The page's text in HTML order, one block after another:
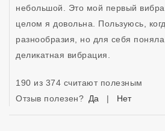
небольшой. Это мой первый
целом я довольна. Пользуюсь,
разнообразия, но для себя
деликатная вибрация.
190 из 374 считают полезным
Отзыв полезен? Да | Нет